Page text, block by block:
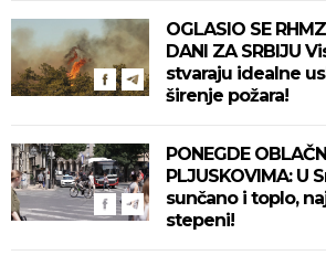
OGLASIO SE
DANI ZA SRBIJU
stvaraju idealne
širenje požara!
PONEGDE
PLJUSKOVIMA: U
sunčano i toplo,
stepeni!